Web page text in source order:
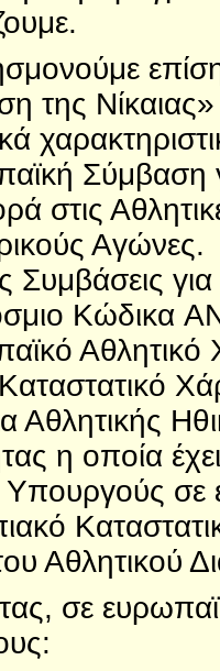
της
Σύμβαση
στις
Αγώνες.
Συμβάσεις
Κώδικα
Αθλητικό
Αθλητικής
η οποία
Υπουργούς σε
Αθλητικού
σε